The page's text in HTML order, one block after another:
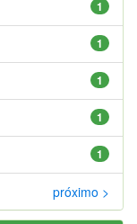
1
1
1
1
1
próximo >